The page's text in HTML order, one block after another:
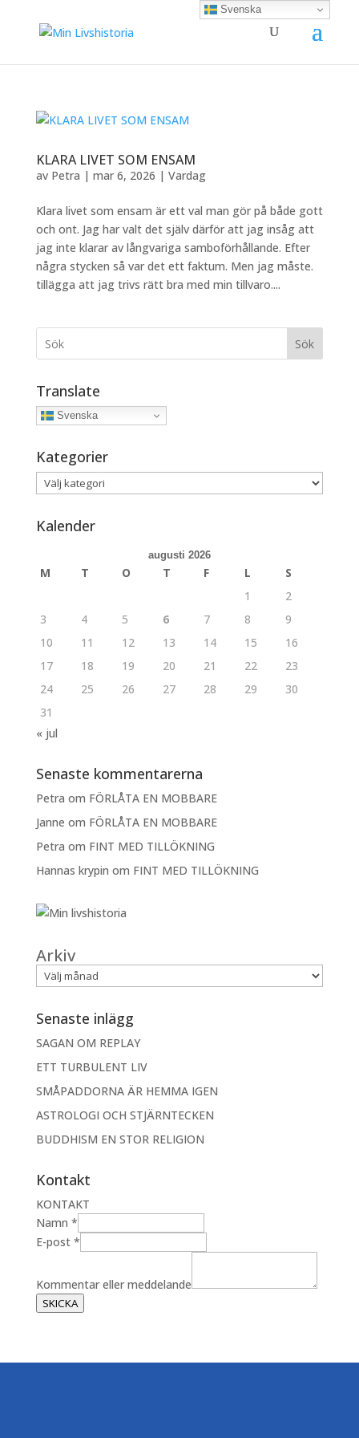
KLARA LIVET SOM ENSAM
av Petra | mar 6, 2026 | Vardag
Klara livet som ensam är ett val man gör på både gott
och ont. Jag har valt det själv därför att jag insåg att
jag inte klarar av långvariga samboförhållande. Efter
några stycken så var det ett faktum. Men jag måste.
tillägga att jag trivs rätt bra med min tillvaro....
Sök
Translate
Svenska
Kategorier
Kategorier
Kalender
augusti 2026
M T O T F L
S
1
2
3
4 5 6 7 8
9
10
11 12 13 14 15
16
17
18 19 20 21 22
23
24
25 26 27 28 29
30
31
« jul
Senaste kommentarerna
Petra om FÖRLÅTA EN MOBBARE
Janne om FÖRLÅTA EN MOBBARE
Petra om FINT MED TILLÖKNING
Hannas krypin om FINT MED TILLÖKNING
Arkiv
Senaste inlägg
SAGAN OM REPLAY
ETT TURBULENT LIV
SMÅPADDORNA ÄR HEMMA IGEN
ASTROLOGI OCH STJÄRNTECKEN
BUDDHISM EN STOR RELIGION
Kontakt
KONTAKT
E
-
o
s
t
Namn *
E-post *
Kommentar eller meddelande
SKICKA
Svenska